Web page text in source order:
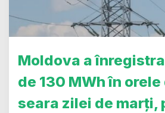
Moldova a
de 130 MWh în
seara zilei de marți,